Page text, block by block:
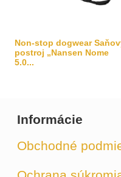
Non-stop dogwear
postroj „Nansen Nome
5.0...
Informácie
Obchodné